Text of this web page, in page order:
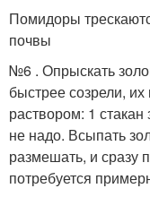
Помидоры
почвы
№6 . Опрыскать
быстрее созрели,
раствором: 1
не надо. Всыпать
размешать, и сразу
потребуется